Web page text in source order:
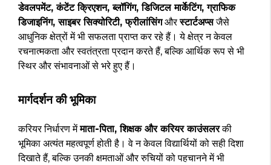
डेवलपमेंट, कंटेंट क्रिएशन, ब्लॉगिंग, डिजिटल मार्केटिंग, ग्राफिक
डिजाइनिंग, साइबर सिक्योरिटी, फ्रीलांसिंगऔरस्टार्टअप्सजैसे
आधुनिक क्षेत्रों में भी सफलता प्राप्त कर रहे हैं। ये क्षेत्र न केवल
रचनात्मकता और स्वतंत्रता प्रदान करते हैं, बल्कि आर्थिक रूप से भी
स्थिर और संभावनाओं से भरे हुए हैं।
मार्गदर्शन की भूमिका
करियर निर्धारण मेंमाता-पिता, शिक्षक और करियर काउंसलरकी
भूमिका अत्यंत महत्वपूर्ण होती है। वे न केवल विद्यार्थियों को सही दिशा
दिखाते हैं, बल्कि उनकी क्षमताओं और रुचियों को पहचानने में भी